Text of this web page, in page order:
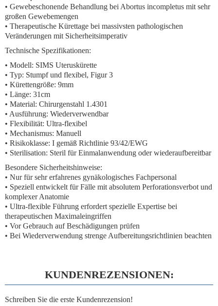
• Gewebeschonende Behandlung bei Abortus incompletus mit sehr
großen Gewebemengen
• Therapeutische Kürettage bei massivsten pathologischen
Veränderungen mit Sicherheitsimperativ
Technische Spezifikationen:
• Modell: SIMS Uteruskürette
• Typ: Stumpf und flexibel, Figur 3
• Kürettengröße: 9mm
• Länge: 31cm
• Material: Chirurgenstahl 1.4301
• Ausführung: Wiederverwendbar
• Flexibilität: Ultra-flexibel
• Mechanismus: Manuell
• Risikoklasse: I gemäß Richtlinie 93/42/EWG
• Sterilisation: Steril für Einmalanwendung oder wiederaufbereitbar
Besondere Sicherheitshinweise:
• Nur für sehr erfahrenes gynäkologisches Fachpersonal
• Speziell entwickelt für Fälle mit absolutem Perforationsverbot und
komplexer Anatomie
• Ultra-flexible Führung erfordert spezielle Expertise bei
therapeutischen Maximaleingriffen
• Vor Gebrauch auf Beschädigungen prüfen
• Bei Wiederverwendung strenge Aufbereitungsrichtlinien beachten
KUNDENREZENSIONEN:
Schreiben Sie die erste Kundenrezension!